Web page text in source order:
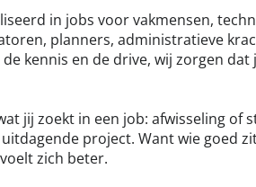
in jobs voor vakmensen,
planners, administratieve
kennis en de drive, wij zorgen dat
jij zoekt in een job: afwisseling of
project. Want wie goed
zich beter.